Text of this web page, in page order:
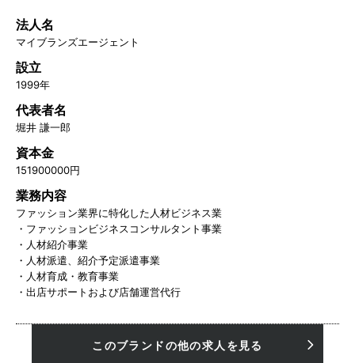
法人名
マイブランズエージェント
設立
1999年
代表者名
堀井 謙一郎
資本金
151900000円
業務内容
ファッション業界に特化した人材ビジネス業
・ファッションビジネスコンサルタント事業
・人材紹介事業
・人材派遣、紹介予定派遣事業
・人材育成・教育事業
・出店サポートおよび店舗運営代行
このブランドの他の求人を見る